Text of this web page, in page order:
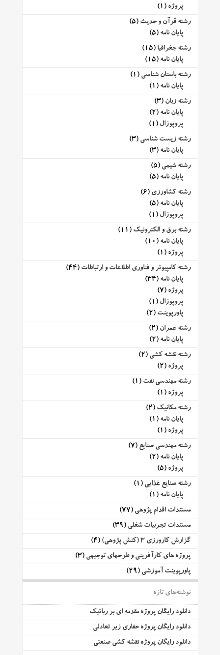
پروژه (1)
رشته قرآن و حدیث (5)
پایان نامه (5)
رشته جغرافیا (15)
پایان نامه (15)
رشته باستان شناسی (1)
پایان نامه (1)
رشته زبان (3)
پایان نامه (2)
پروپوزال (1)
رشته زیست شناسی (3)
پایان نامه (3)
رشته شیمی (5)
پایان نامه (5)
رشته کشاورزی (6)
پایان نامه (5)
پروپوزال (1)
رشته برق و الکترونیک (11)
پایان نامه (10)
پروژه (1)
رشته کامپیوتر و فناوری اطلاعات و ارتباطات (44)
پایان نامه (34)
پروژه (7)
پروپوزال (1)
پاورپوینت (2)
رشته عمران (2)
پایان نامه (2)
رشته نقشه کشی (2)
پروژه (2)
رشته مهندسی نفت (1)
پروژه (1)
رشته مکانیک (2)
پایان نامه (1)
پروژه (1)
رشته مهندسی صنایع (7)
پایان نامه (2)
پروژه (5)
رشته صنایع غذایی (1)
پایان نامه (1)
مستندات اقدام پژوهی (77)
مستندات تجربیات شغلی (39)
گزارش کارورزی 3 (کنش پژوهی)
(4)
پروژه های کارآفرینی و طرحهای توجیهی (3)
پاورپوینت آموزشی (29)
نوشته‌های تازه
دانلود رایگان پروژه مقدمه ای بر رباتیک
دانلود رایگان پروژه حفاری زیر تعادلی
دانلود رایگان پروژه نقشه کشی صنعتی